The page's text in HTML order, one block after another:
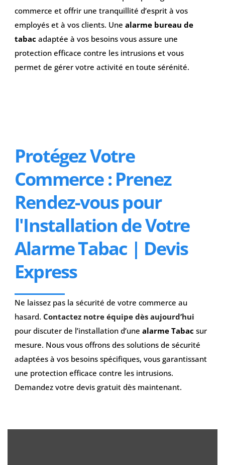
commerce et offrir une tranquillité d’esprit à vos
employés et à vos clients. Une alarme bureau de
tabac adaptée à vos besoins vous assure une
protection efficace contre les intrusions et vous
permet de gérer votre activité en toute sérénité.
Protégez Votre
Commerce : Prenez
Rendez-vous pour
l'Installation de Votre
Alarme Tabac | Devis
Express
Ne laissez pas la sécurité de votre commerce au
hasard. Contactez notre équipe dès aujourd’hui
pour discuter de l’installation d’une alarme Tabac sur
mesure. Nous vous offrons des solutions de sécurité
adaptées à vos besoins spécifiques, vous garantissant
une protection efficace contre les intrusions.
Demandez votre devis gratuit dès maintenant.